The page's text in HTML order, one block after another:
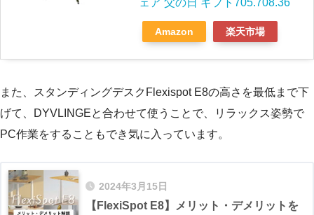
Amazon 楽天市場
また、スタンディングデスクFlexispot E8の高さを最低まで下
げて、DYVLINGEと合わせて使うことで、リラックス姿勢で
PC作業をすることもでき気に入っています。
2024年3月15日
【FlexiSpot E8】メリット・デメリットを